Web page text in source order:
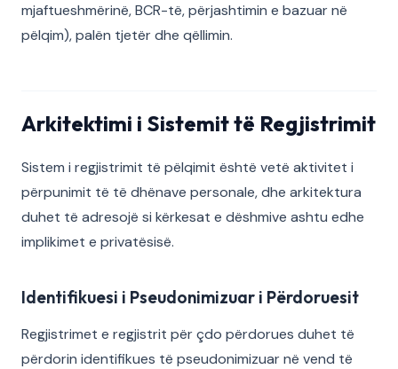
mjaftueshmërinë, BCR-të, përjashtimin e bazuar në
pëlqim), palën tjetër dhe qëllimin.
Arkitektimi i Sistemit të Regjistrimit
Sistem i regjistrimit të pëlqimit është vetë aktivitet i
përpunimit të të dhënave personale, dhe arkitektura
duhet të adresojë si kërkesat e dëshmive ashtu edhe
implikimet e privatësisë.
Identifikuesi i Pseudonimizuar i Përdoruesit
Regjistrimet e regjistrit për çdo përdorues duhet të
përdorin identifikues të pseudonimizuar në vend të